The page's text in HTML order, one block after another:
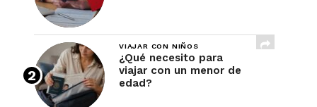
VIAJAR CON NIÑOS
¿Qué necesito para
viajar con un menor de
edad?